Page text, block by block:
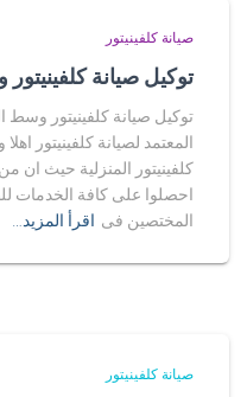
صيانة كلفينيتور
توكيل صيانة كلفينيتور وسط
المعتمد لصيانة كلفينيتور
كلفينيتور المنزلية حيث ان
احصلوا على كافة الخدمات
المختصين فى اقرأ المزيد…
صيانة كلفينيتور